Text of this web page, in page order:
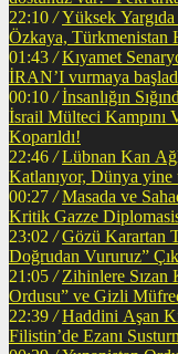
22:10 / Yüksek
Özkaya, Türkmenistan
01:43 / Kıyamet Senaryosu
İRAN’I vurmaya
00:10 / İnsanlığın
İsrail Mülteci Kampını
Koparıldı!
22:46 / Lübnan Kan
Katlanıyor, Dünya
00:27 / Masada ve
Kritik Gazze
23:02 / Gözü Karartan
Doğrudan Vururuz”
21:05 / Zihinlere
Ordusu” ve Gizli
22:39 / Haddini Aşan
Filistin’de Ezanı